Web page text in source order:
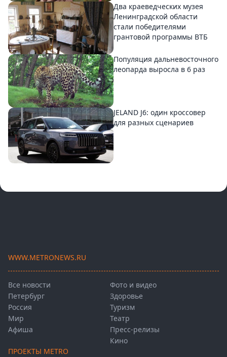
Два краеведческих музея
Ленинградской области
стали победителями
грантовой программы ВТБ
Популяция дальневосточного
леопарда выросла в 6 раз
JELAND J6: один кроссовер
для разных сценариев
WWW.METRONEWS.RU
Все новости
Петербург
Россия
Мир
Афиша
Фото и видео
Здоровье
Туризм
Театр
Пресс-релизы
Кино
ПРОЕКТЫ METRO